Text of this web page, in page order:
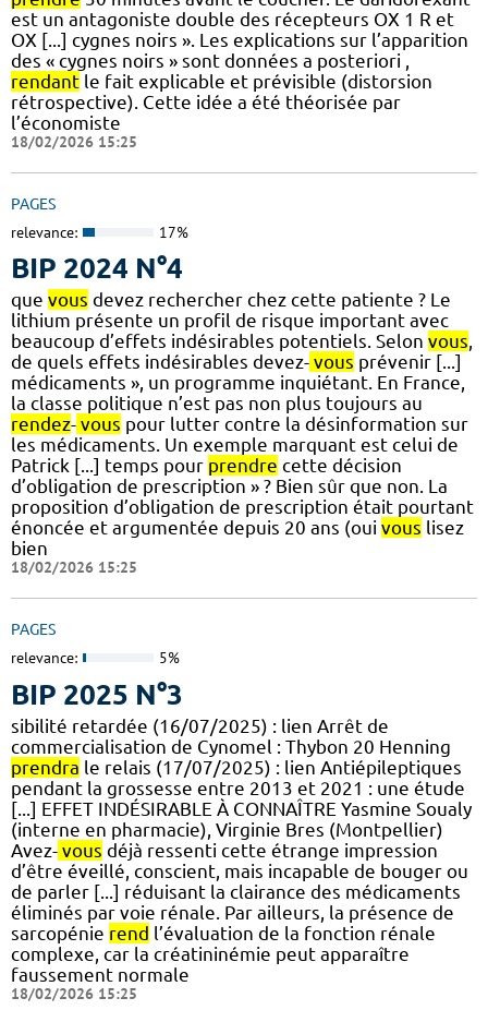
est un antagoniste double des récepteurs OX 1 R et
OX [...] cygnes noirs ». Les explications sur l’apparition
des « cygnes noirs » sont données a posteriori ,
rendant le fait explicable et prévisible (distorsion
rétrospective). Cette idée a été théorisée par
l’économiste
18/02/2026 15:25
PAGES
relevance: 17%
BIP 2024 N°4
que vous devez rechercher chez cette patiente ? Le
lithium présente un profil de risque important avec
beaucoup d’effets indésirables potentiels. Selon vous,
de quels effets indésirables devez- vous prévenir [...]
médicaments », un programme inquiétant. En France,
la classe politique n’est pas non plus toujours au
rendez- vous pour lutter contre la désinformation sur
les médicaments. Un exemple marquant est celui de
Patrick [...] temps pour prendre cette décision
d’obligation de prescription » ? Bien sûr que non. La
proposition d’obligation de prescription était pourtant
énoncée et argumentée depuis 20 ans (oui vous lisez
bien
18/02/2026 15:25
PAGES
relevance: 5%
BIP 2025 N°3
sibilité retardée (16/07/2025) : lien Arrêt de
commercialisation de Cynomel : Thybon 20 Henning
prendra le relais (17/07/2025) : lien Antiépileptiques
pendant la grossesse entre 2013 et 2021 : une étude
[...] EFFET INDÉSIRABLE À CONNAÎTRE Yasmine Soualy
(interne en pharmacie), Virginie Bres (Montpellier)
Avez- vous déjà ressenti cette étrange impression
d’être éveillé, conscient, mais incapable de bouger ou
de parler [...] réduisant la clairance des médicaments
éliminés par voie rénale. Par ailleurs, la présence de
sarcopénie rend l’évaluation de la fonction rénale
complexe, car la créatininémie peut apparaître
faussement normale
18/02/2026 15:25